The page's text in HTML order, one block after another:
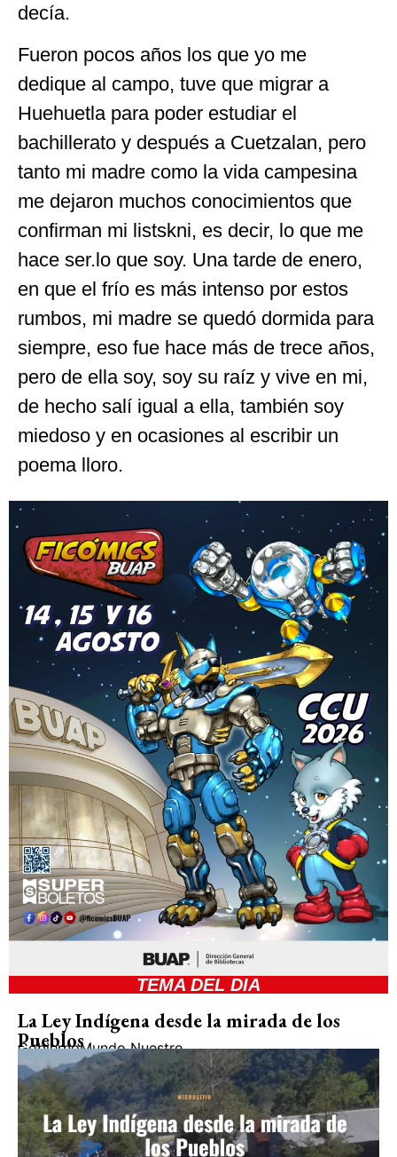
decía.
Fueron pocos años los que yo me
dedique al campo, tuve que migrar a
Huehuetla para poder estudiar el
bachillerato y después a Cuetzalan, pero
tanto mi madre como la vida campesina
me dejaron muchos conocimientos que
confirman mi listskni, es decir, lo que me
hace ser.lo que soy. Una tarde de enero,
en que el frío es más intenso por estos
rumbos, mi madre se quedó dormida para
siempre, eso fue hace más de trece años,
pero de ella soy, soy su raíz y vive en mi,
de hecho salí igual a ella, también soy
miedoso y en ocasiones al escribir un
poema lloro.
TEMA DEL DIA
La Ley Indígena desde la mirada de los
Pueblos
GobiernoMundo Nuestro